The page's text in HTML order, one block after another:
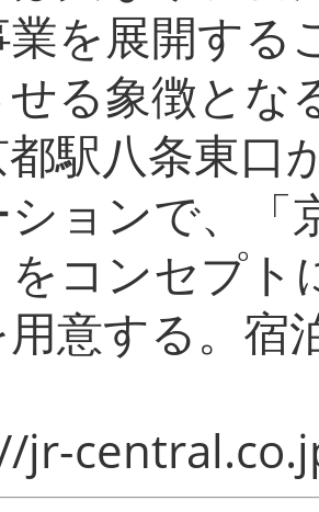
業を展開する
る象徴とな
駅八条東口
ションで、「
をコンセプト
意する。宿
jr-